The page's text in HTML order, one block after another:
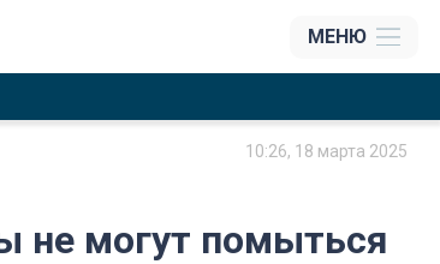
МЕНЮ
10:26, 18 марта 2025
не могут помыться